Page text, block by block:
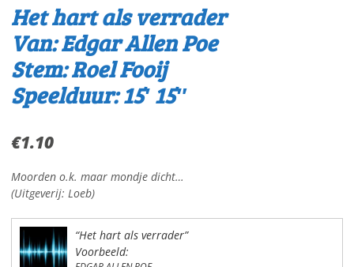
Het hart als verrader
Van: Edgar Allen Poe
Stem: Roel Fooij
Speelduur: 15′ 15″
€1.10
Moorden o.k. maar mondje dicht…
(Uitgeverij: Loeb)
“Het hart als verrader”
Voorbeeld: